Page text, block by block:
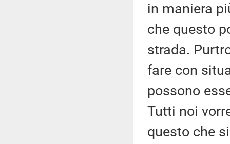
in maniera
che questo
strada.
fare con
possono
Tutti noi
questo che